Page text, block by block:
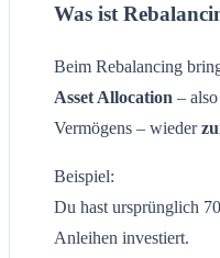
Was ist
Beim Rebalancing
Asset Allocation –
Vermögens – wieder
Beispiel:
Du hast ursprünglich
Anleihen investiert.